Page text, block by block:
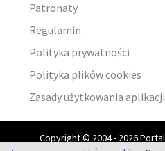
Patronaty
Regulamin
Polityka prywatności
Polityka plików cookies
Zasady użytkowania
Copyright © 2004 - 2026